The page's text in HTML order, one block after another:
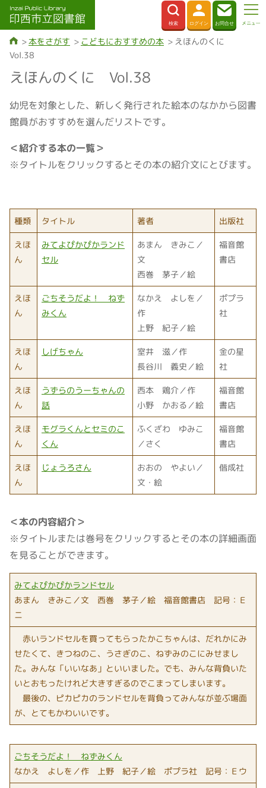
本をさがす こどもにおすすめの本
えほんのくに
Vol.38
えほんのくに Vol.38
幼児を対象とした、新しく発行された絵本のなかから図書
館員がおすすめを選んだリストです。
＜紹介する本の一覧＞
※タイトルをクリックするとその本の紹介文にとびます。
種類 タイトル 著者 出版社
えほ
ん
みてよぴかぴかランド
セル
あまん きみこ／
文
西巻 茅子／絵
福音館
書店
えほ
ん
ごちそうだよ！ ねず
みくん
なかえ よしを／
作
上野 紀子／絵
ポプラ
社
えほ
ん
しげちゃん
室井 滋／作
長谷川 義史／絵
金の星
社
えほ
ん
うずらのうーちゃんの
話
西本 鶏介／作
小野 かおる／絵
福音館
書店
えほ
ん
モグラくんとセミのこ
くん
ふくざわ ゆみこ
／さく
福音館
書店
えほ
ん
じょうろさん
おおの やよい／
文・絵
偕成社
＜本の内容紹介＞
※タイトルまたは巻号をクリックするとその本の詳細画面
を見ることができます。
みてよぴかぴかランドセル
あまん きみこ／文 西巻 茅子／絵 福音館書店 記号：Ｅ
ニ
赤いランドセルを買ってもらったかこちゃんは、だれかにみ
せたくて、きつねのこ、うさぎのこ、ねずみのこにみせまし
た。みんな「いいなあ」といいました。でも、みんな背負いた
いとおもったけれど大きすぎるのでこまってしまいます。
最後の、ピカピカのランドセルを背負ってみんなが並ぶ場面
が、とてもかわいいです。
ごちそうだよ！ ねずみくん
なかえ よしを／作 上野 紀子／絵 ポプラ社 記号：Ｅウ